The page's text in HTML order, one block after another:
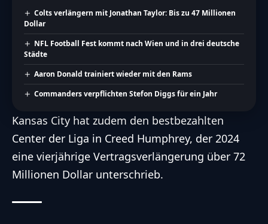
Colts verlängern mit Jonathan Taylor: Bis zu 47 Millionen
Dollar
NFL Football Fest kommt nach Wien und in drei deutsche
Städte
Aaron Donald trainiert wieder mit den Rams
Commanders verpflichten Stefon Diggs für ein Jahr
Kansas City hat zudem den bestbezahlten
Center der Liga in Creed Humphrey, der 2024
eine vierjährige Vertragsverlängerung über 72
Millionen Dollar unterschrieb.